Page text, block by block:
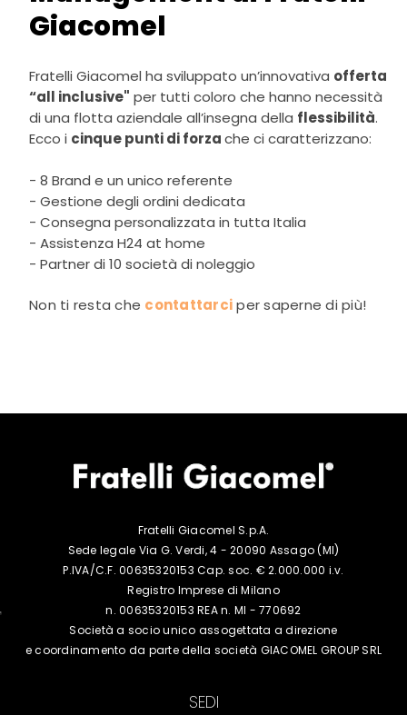
Giacomel
Fratelli Giacomel ha sviluppato un’innovativa offerta
“all inclusive" per tutti coloro che hanno necessità
di una flotta aziendale all’insegna della flessibilità.
Ecco i cinque punti di forzache ci caratterizzano:
- 8 Brand e un unico referente
- Gestione degli ordini dedicata
- Consegna personalizzata in tutta Italia
- Assistenza H24 at home
- Partner di 10 società di noleggio
Non ti resta che contattarciper saperne di più!
Fratelli Giacomel S.p.A.
Sede legale Via G. Verdi, 4 - 20090 Assago (MI)
P.IVA/C.F. 00635320153 Cap. soc. € 2.000.000 i.v.
Registro Imprese di Milano
n. 00635320153 REA n. MI - 770692
Società a socio unico assogettata adirezione
e coordinamento da parte della società GIACOMEL GROUP SRL
SEDI